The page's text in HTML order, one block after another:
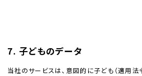
7. 子どものデータ
当社のサービスは、意図的に子ども（適用